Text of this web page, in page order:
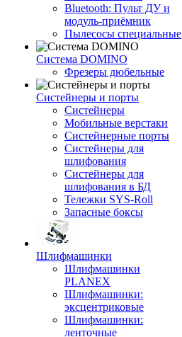
Bluetooth: Пульт ДУ и
модуль-приёмник
Пылесосы специальные
Система DOMINO
Фрезеры дюбельные
Систейнеры и порты
Систейнеры
Мобильные верстаки
Систейнерные порты
Систейнеры для
шлифования
Систейнеры для
шлифования в БД
Тележки SYS-Roll
Запасные боксы
Шлифмашинки
Шлифмашинки
PLANEX
Шлифмашинки:
эксцентриковые
Шлифмашинки:
ленточные